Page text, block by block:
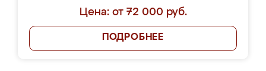
Цена: от 72 000 руб.
ПОДРОБНЕЕ